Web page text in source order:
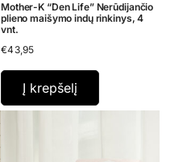
Mother-K “Den Life” Nerūdijančio
plieno maišymo indų rinkinys, 4
vnt.
€43,95
Į krepšelį